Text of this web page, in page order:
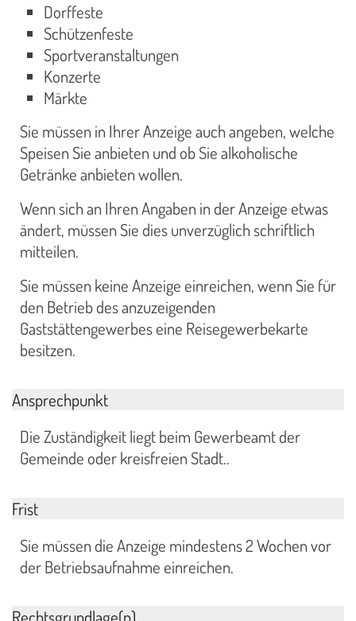
Dorffeste
Schützenfeste
Sportveranstaltungen
Konzerte
Märkte
Sie müssen in Ihrer Anzeige auch angeben, welche
Speisen Sie anbieten und ob Sie alkoholische
Getränke anbieten wollen.
Wenn sich an Ihren Angaben in der Anzeige etwas
ändert, müssen Sie dies unverzüglich schriftlich
mitteilen.
Sie müssen keine Anzeige einreichen, wenn Sie für
den Betrieb des anzuzeigenden
Gaststättengewerbes eine Reisegewerbekarte
besitzen.
Ansprechpunkt
Die Zuständigkeit liegt beim Gewerbeamt der
Gemeinde oder kreisfreien Stadt..
Frist
Sie müssen die Anzeige mindestens 2 Wochen vor
der Betriebsaufnahme einreichen.